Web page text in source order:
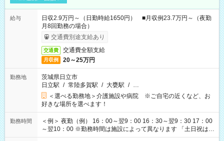
給与
日収2.9万円～（日勤時給1650円） ■月収例23.7万円～（夜勤
月8回勤務の場合）
交通費別途支給あり
交通費 交通費全額支給
月収例 20～25万円
勤務地
茨城県日立市
日立駅 / 常陸多賀駅 / 大甕駅 / …
＜選べる勤務地＞介護施設や病院 ※ご自宅の近くなど、お
好きな場所を選べます！
勤務時間
＜例＞ 夜勤（例） 16：00～翌9：00 16：30～翌9：30 17：00
～翌10：00 ※勤務時間は施設によって異なります 「土日祝は休
みたい」 「しっかり稼ぎたい」 「もう少し遅い時間から始めた